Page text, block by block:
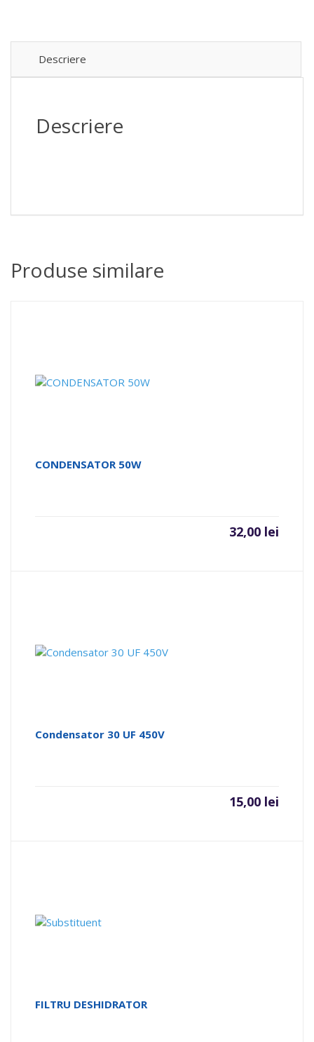
Descriere
Descriere
Produse similare
CONDENSATOR 50W
32,00 lei
Condensator 30 UF 450V
15,00 lei
FILTRU DESHIDRATOR